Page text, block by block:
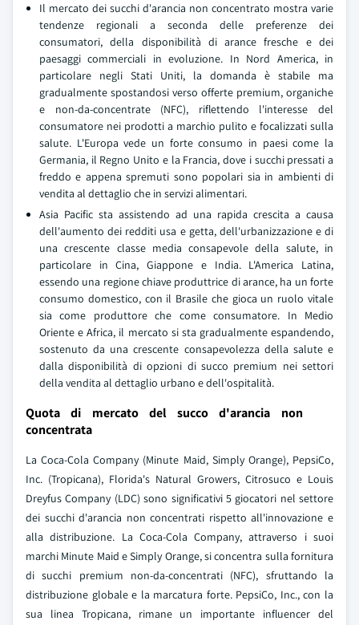
Il mercato dei succhi d'arancia non concentrato mostra varie
tendenze regionali a seconda delle preferenze dei
consumatori, della disponibilità di arance fresche e dei
paesaggi commerciali in evoluzione. In Nord America, in
particolare negli Stati Uniti, la domanda è stabile ma
gradualmente spostandosi verso offerte premium, organiche
e non-da-concentrate (NFC), riflettendo l'interesse del
consumatore nei prodotti a marchio pulito e focalizzati sulla
salute. L'Europa vede un forte consumo in paesi come la
Germania, il Regno Unito e la Francia, dove i succhi pressati a
freddo e appena spremuti sono popolari sia in ambienti di
vendita al dettaglio che in servizi alimentari.
Asia Pacific sta assistendo ad una rapida crescita a causa
dell'aumento dei redditi usa e getta, dell'urbanizzazione e di
una crescente classe media consapevole della salute, in
particolare in Cina, Giappone e India. L'America Latina,
essendo una regione chiave produttrice di arance, ha un forte
consumo domestico, con il Brasile che gioca un ruolo vitale
sia come produttore che come consumatore. In Medio
Oriente e Africa, il mercato si sta gradualmente espandendo,
sostenuto da una crescente consapevolezza della salute e
dalla disponibilità di opzioni di succo premium nei settori
della vendita al dettaglio urbano e dell'ospitalità.
Quota di mercato del succo d'arancia non
concentrata
La Coca-Cola Company (Minute Maid, Simply Orange), PepsiCo,
Inc. (Tropicana), Florida's Natural Growers, Citrosuco e Louis
Dreyfus Company (LDC) sono significativi 5 giocatori nel settore
dei succhi d'arancia non concentrati rispetto all'innovazione e
alla distribuzione. La Coca-Cola Company, attraverso i suoi
marchi Minute Maid e Simply Orange, si concentra sulla fornitura
di succhi premium non-da-concentrati (NFC), sfruttando la
distribuzione globale e la marcatura forte. PepsiCo, Inc., con la
sua linea Tropicana, rimane un importante influencer del